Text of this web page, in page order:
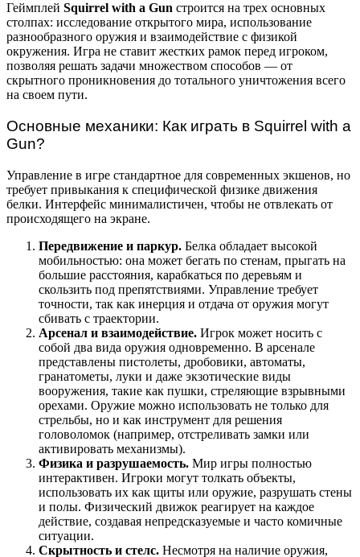
Геймплей Squirrel with a Gun строится на трех основных
столпах: исследование открытого мира, использование
разнообразного оружия и взаимодействие с физикой
окружения. Игра не ставит жестких рамок перед игроком,
позволяя решать задачи множеством способов — от
скрытного проникновения до тотального уничтожения всего
на своем пути.
Основные механики: Как играть в Squirrel with a
Gun?
Управление в игре стандартное для современных экшенов, но
требует привыкания к специфической физике движения
белки. Интерфейс минималистичен, чтобы не отвлекать от
происходящего на экране.
Передвижение и паркур. Белка обладает высокой
мобильностью: она может бегать по стенам, прыгать на
большие расстояния, карабкаться по деревьям и
скользить под препятствиями. Управление требует
точности, так как инерция и отдача от оружия могут
сбивать с траектории.
Арсенал и взаимодействие. Игрок может носить с
собой два вида оружия одновременно. В арсенале
представлены пистолеты, дробовики, автоматы,
гранатометы, луки и даже экзотические виды
вооружения, такие как пушки, стреляющие взрывными
орехами. Оружие можно использовать не только для
стрельбы, но и как инструмент для решения
головоломок (например, отстреливать замки или
активировать механизмы).
Физика и разрушаемость. Мир игры полностью
интерактивен. Игроки могут толкать объекты,
использовать их как щиты или оружие, разрушать стены
и полы. Физический движок реагирует на каждое
действие, создавая непредсказуемые и часто комичные
ситуации.
Скрытность и стелс. Несмотря на наличие оружия,